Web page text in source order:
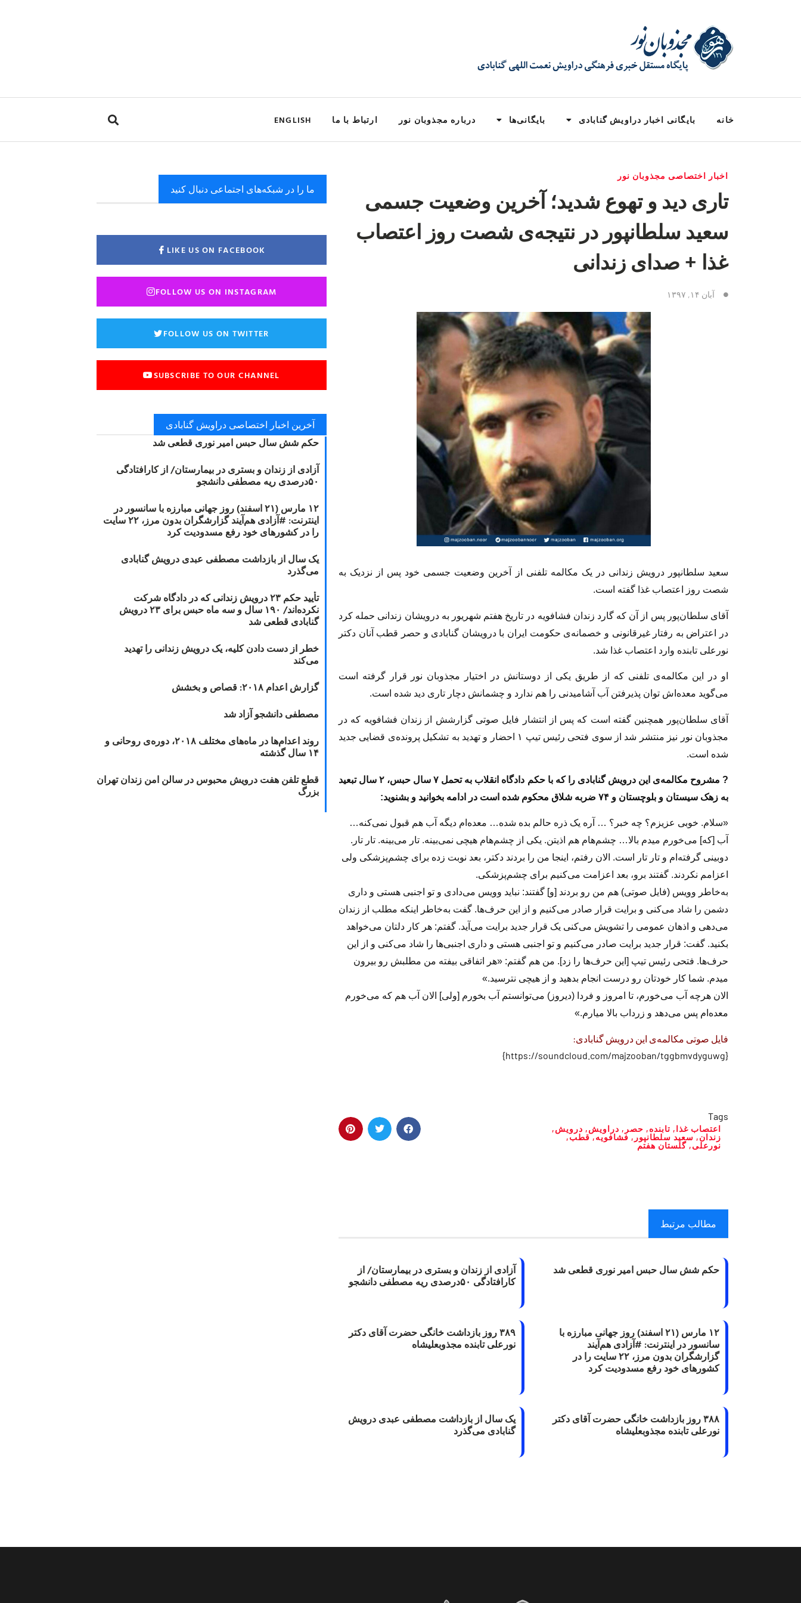
خانه بایگانی اخبار دراویش گنابادی بایگانی‌ها درباره مجذوبان نور ارتباط با ما ENGLISH
اخبار اختصاصی مجذوبان نور
تاری دید و تهوع شدید؛ آخرین وضعیت جسمی
سعید سلطانپور در نتیجه‌ی شصت روز اعتصاب
غذا + صدای زندانی
آبان ۱۴, ۱۳۹۷
سعید سلطانپور درویش زندانی در یک مکالمه تلفنی از آخرین وضعیت جسمی خود پس از نزدیک به
شصت روز اعتصاب غذا گفته است.
آقای سلطان‌پور پس از آن که گارد زندان فشافویه در تاریخ هفتم شهریور به درویشان زندانی حمله کرد
در اعتراض به رفتار غیرقانونی و خصمانه‌ی حکومت ایران با درویشان گنابادی و حصر قطب آنان دکتر
نورعلی تابنده وارد اعتصاب غذا شد.
او در این مکالمه‌ی تلفنی که از طریق یکی از دوستانش در اختیار مجذوبان نور قرار گرفته است
می‌گوید معده‌اش توان پذیرفتن آب آشامیدنی را هم ندارد و چشمانش دچار تاری دید شده است.
آقای سلطان‌پور همچنین گفته است که پس از انتشار فایل صوتی گزارشش از زندان فشافویه که در
مجذوبان نور نیز منتشر شد از سوی فتحی رئیس تیپ ۱ احضار و تهدید به تشکیل پرونده‌ی قضایی جدید
شده است.
? مشروح مکالمه‌ی این درویش گنابادی را که با حکم دادگاه انقلاب به تحمل ۷ سال حبس، ۲ سال تبعید
به زهک سیستان و بلوچستان و ۷۴ ضربه شلاق محکوم شده است در ادامه بخوانید و بشنوید:
«سلام. خوبی عزیزم؟ چه خبر؟ … آره یک ذره حالم بده شده… معده‌ام دیگه آب هم قبول نمی‌کنه…
آب [که] می‌خورم میدم بالا… چشم‌هام هم اذیتن. یکی از چشم‌هام هیچی نمی‌بینه. تار می‌بینه. تار تار.
دوبینی گرفته‌ام و تار تار است. الان رفتم، اینجا من را بردند دکتر، بعد نوبت زده‌ برای چشم‌پزشکی ولی
اعزامم نکردند. گفتند برو، بعد اعزامت می‌کنیم برای چشم‌پزشکی.
به‌خاطر وویس (فایل صوتی) هم من رو بردند [و] گفتند: نباید وویس می‌دادی و تو اجنبی هستی و داری
دشمن را شاد می‌کنی و برایت قرار صادر می‌کنیم و از این حرف‌ها. گفت به‌خاطر اینکه مطلب از زندان
می‌دهی و اذهان عمومی را تشویش می‌کنی یک قرار جدید برایت می‌آید. گفتم: هر کار دلتان می‌خواهد
بکنید. گفت: قرار جدید برایت صادر می‌کنیم و تو اجنبی هستی و داری اجنبی‌ها را شاد می‌کنی و از این
حرف‌ها. فتحی رئیس تیپ [این حرف‌ها را زد]. من هم گفتم: «هر اتفاقی بیفته من مطلبش رو بیرون
میدم. شما کار خودتان رو درست انجام بدهید و از هیچی نترسید.»
الان هرچه آب می‌‌خورم، تا امروز و فردا (دیروز) می‌توانستم آب بخورم [ولی] الان آب هم که می‌خورم
معده‌ام پس می‌دهد و زرداب بالا میارم.»
فایل صوتی مکالمه‌ی این درویش گنابادی:
{https://soundcloud.com/majzooban/tggbmvdyguwg}
Tags
اعتصاب غذا, تابنده, حصر , دراویش, درویش,
زندان, سعید سلطانپور , فشافویه,قطب,
نورعلی, گلستان هفتم
مطالب مرتبط
حکم شش سال حبس امیر نوری قطعی شد
آزادی از زندان و بستری در بیمارستان/ از
کارافتادگی ۵۰درصدی ریه مصطفی دانشجو
۱۲ مارس (۲۱ اسفند) روز جهانی مبارزه با
سانسور در اینترنت: #آزادی هم‌آیند
گزارشگران‌ بدون مرز، ۲۲ سایت را در
کشورهای خود رفع مسدودیت کرد
۳۸۹ روز بازداشت خانگی حضرت آقای دکتر
نورعلی تابنده مجذوبعلیشاه
۳۸۸ روز بازداشت خانگی حضرت آقای دکتر
نورعلی تابنده مجذوبعلیشاه
یک سال از بازداشت مصطفی عبدی درویش
گنابادی می‌گذرد
ما را در شبکه‌های اجتماعی دنبال کنید
LIKE US ON FACEBOOK
FOLLOW US ON INSTAGRAM
FOLLOW US ON TWITTER
SUBSCRIBE TO OUR CHANNEL
آخرین اخبار اختصاصی دراویش گنابادی
حکم شش سال حبس امیر نوری قطعی شد
آزادی از زندان و بستری در بیمارستان/ از کارافتادگی
۵۰درصدی ریه مصطفی دانشجو
۱۲ مارس (۲۱ اسفند) روز جهانی مبارزه با سانسور در
اینترنت: #آزادی هم‌آیند گزارشگران‌ بدون مرز، ۲۲ سایت
را در کشورهای خود رفع مسدودیت کرد
یک سال از بازداشت مصطفی عبدی درویش گنابادی
می‌گذرد
تأیید حکم ۲۳ درویش زندانی که در دادگاه شرکت
نکرده‌اند/ ۱۹۰ سال و سه ماه حبس برای ۲۳ درویش
گنابادی قطعی شد
خطر از دست دادن کلیه، یک درویش زندانی را تهدید
می‌کند
گزارش اعدام ۲۰۱۸: قصاص و بخشش
مصطفی دانشجو آزاد شد
روند اعدام‌ها در ماه‌های مختلف ۲۰۱۸، دوره‌ی روحانی و
۱۴ سال گذشته
قطع تلفن هفت درویش محبوس در سالن امن زندان تهران
بزرگ